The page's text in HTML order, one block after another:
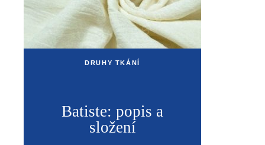
DRUHY TKÁNÍ
Batiste: popis a
složení